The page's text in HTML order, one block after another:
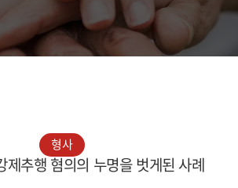
형사
제추행 혐의의 누명을 벗게된 사례